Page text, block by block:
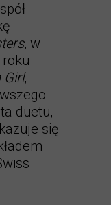
, w
Girl,
duetu,
się